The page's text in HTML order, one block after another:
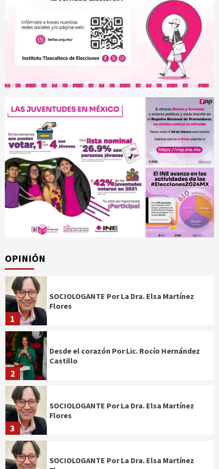
OPINIÓN
1
SOCIOLOGANTE Por La Dra. Elsa Martínez
Flores
2
Desde el corazón Por Lic. Rocío Hernández
Castillo
3
SOCIOLOGANTE Por La Dra. Elsa Martínez
Flores
SOCIOLOGANTE Por La Dra. Elsa Martínez